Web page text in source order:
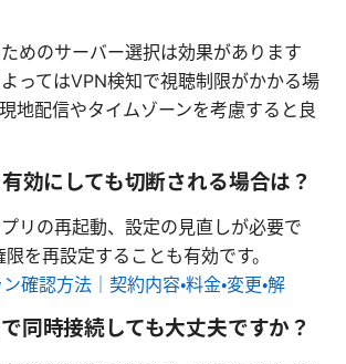
めのサーバー選択は効果があります
ってはVPN検知で視聴制限がかかる場
地配信やタイムゾーンを考慮すると良
効にしても切断される場合は？
リの再起動、設定の見直しが必要で
を再設定することも有効です。
認方法｜契約内容・料金・変更・解
同時接続しても大丈夫ですか？